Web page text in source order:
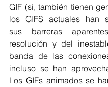
GIF (sí, también tienen
los GIFS actuales han
sus barreras
resolución y del
banda de las
incluso se han
Los GIFs animados se